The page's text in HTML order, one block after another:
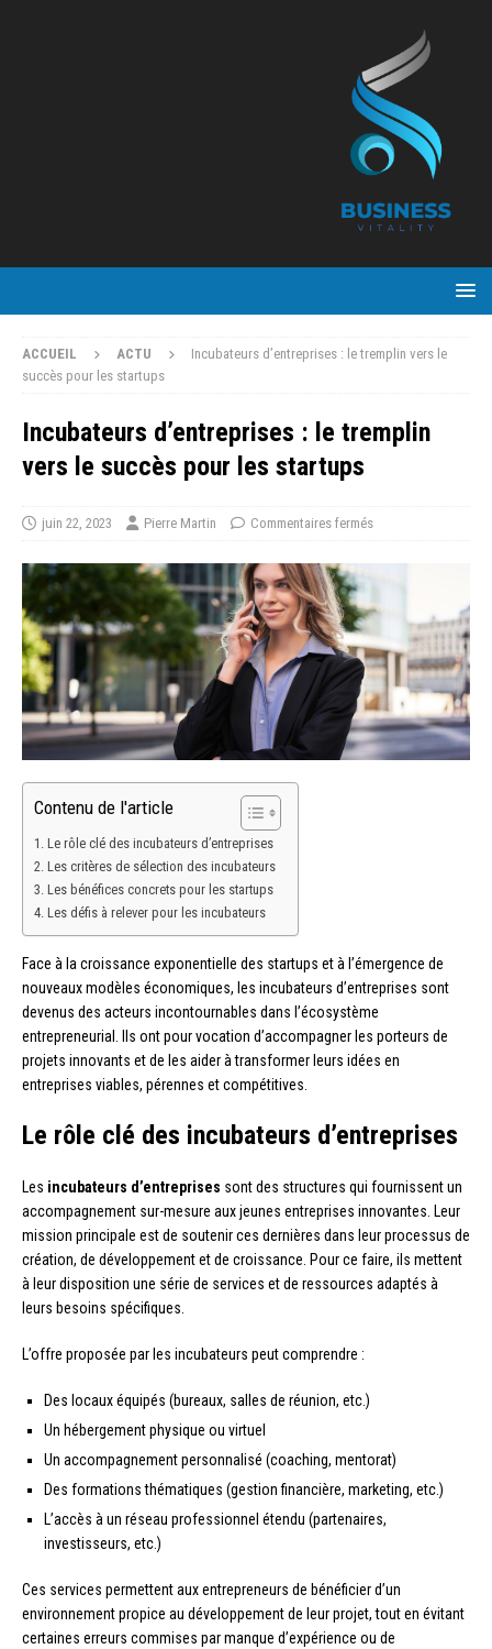
ACCUEIL ACTU
Incubateurs d’entreprises : le tremplin vers le
succès pour les startups
Incubateurs d’entreprises : le tremplin
vers le succès pour les startups
juin 22, 2023 Pierre Martin Commentaires fermés
Contenu de l'article
Le rôle clé des incubateurs d’entreprises
Les critères de sélection des incubateurs
Les bénéfices concrets pour les startups
Les défis à relever pour les incubateurs
Face à la croissance exponentielle des startups et à l’émergence de
nouveaux modèles économiques, les incubateurs d’entreprises sont
devenus des acteurs incontournables dans l’écosystème
entrepreneurial. Ils ont pour vocation d’accompagner les porteurs de
projets innovants et de les aider à transformer leurs idées en
entreprises viables, pérennes et compétitives.
Le rôle clé des incubateurs d’entreprises
Les incubateurs d’entreprises sont des structures qui fournissent un
accompagnement sur-mesure aux jeunes entreprises innovantes. Leur
mission principale est de soutenir ces dernières dans leur processus de
création, de développement et de croissance. Pour ce faire, ils mettent
à leur disposition une série de services et de ressources adaptés à
leurs besoins spécifiques.
L’offre proposée par les incubateurs peut comprendre :
Des locaux équipés (bureaux, salles de réunion, etc.)
Un hébergement physique ou virtuel
Un accompagnement personnalisé (coaching, mentorat)
Des formations thématiques (gestion financière, marketing, etc.)
L’accès à un réseau professionnel étendu (partenaires,
investisseurs, etc.)
Ces services permettent aux entrepreneurs de bénéficier d’un
environnement propice au développement de leur projet, tout en évitant
certaines erreurs commises par manque d’expérience ou de